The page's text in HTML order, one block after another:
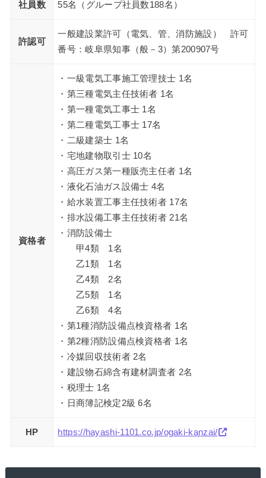
社員数 55名（グループ社員数188名）
許認可
一般建設業許可（電気、管、消防施設） 許可
番号：岐阜県知事（般－3）第200907号
資格者
・一級電気工事施工管理技士 1名
・第三種電気主任技術者 1名
・第一種電気工事士 1名
・第二種電気工事士 17名
・二級建築士 1名
・宅地建物取引士 10名
・高圧ガス第一種販売主任者 1名
・液化石油ガス設備士 4名
・給水装置工事主任技術者 17名
・排水設備工事主任技術者 21名
・消防設備士
甲4類 1名
乙1類 1名
乙4類 2名
乙5類 1名
乙6類 4名
・第1種消防設備点検資格者 1名
・第2種消防設備点検資格者 1名
・冷媒回収技術者 2名
・建設物石綿含有建材調査者 2名
・税理士 1名
・日商簿記検定2級 6名
HP https://hayashi-1101.co.jp/ogaki-kanzai/